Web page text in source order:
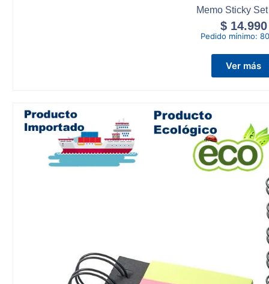
Memo Sticky
$14.990
Pedido mínimo:
Ver más